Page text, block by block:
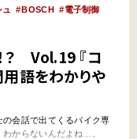
BOSCH
電子制御
？ Vol.19 『コ
用語をわかりや
会話で出てくるバイク専
からないんだよね…。